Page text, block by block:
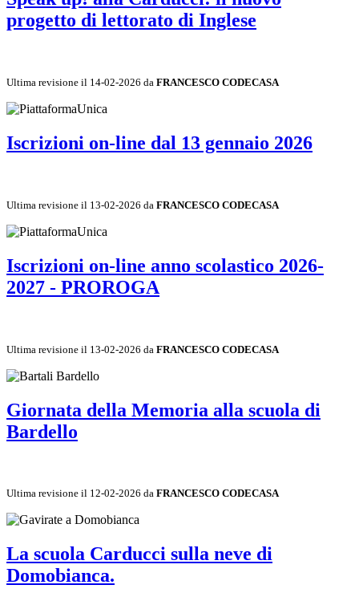
progetto di lettorato di Inglese
Ultima revisione il 14-02-2026 da FRANCESCO CODECASA
Iscrizioni on-line dal 13 gennaio 2026
Ultima revisione il 13-02-2026 da FRANCESCO CODECASA
Iscrizioni on-line anno scolastico 2026-
2027 - PROROGA
Ultima revisione il 13-02-2026 da FRANCESCO CODECASA
Giornata della Memoria alla scuola di
Bardello
Ultima revisione il 12-02-2026 da FRANCESCO CODECASA
La scuola Carducci sulla neve di
Domobianca.